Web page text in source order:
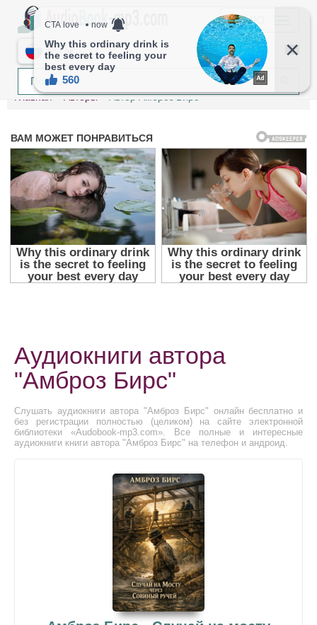
МЕНЮ
RU
Главная Авторы Автор Амброз Бирс
Аудиокниги автора
"Амброз Бирс"
Слушать аудиокниги автора "Амброз Бирс" онлайн бесплатно и
без регистрации полностью (целиком) на сайте электронной
библиотеки «Audobook-mp3.com». Все полные и интересные
аудиокниги книги автора "Амброз Бирс" на телефон и андроид.